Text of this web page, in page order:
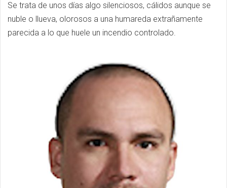
Se trata de unos días algo silenciosos, cálidos aunque se
nuble o llueva, olorosos a una humareda extrañamente
parecida a lo que huele un incendio controlado.